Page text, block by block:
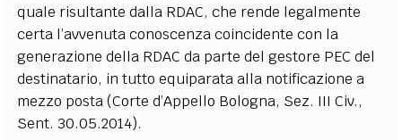
quale risultante dalla RDAC, che rende legalmente
certa l’avvenuta conoscenza coincidente con la
generazione della RDAC da parte del gestore PEC del
destinatario, in tutto equiparata alla notificazione a
mezzo posta (Corte d’Appello Bologna, Sez. III Civ.,
Sent. 30.05.2014).